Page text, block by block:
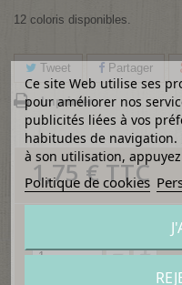
12 coloris disponibles.
Tweet Partager
Imprimer
1,75 €TTC
Ce site Web utilise ses
pour améliorer nos
publicités liées à vos
habitudes de
à son utilisation,
Politique de cookies